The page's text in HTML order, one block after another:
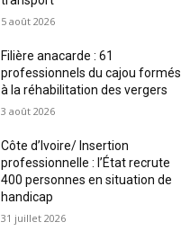
5 août 2026
Filière anacarde : 61
professionnels du cajou formés
à la réhabilitation des vergers
3 août 2026
Côte d’Ivoire/ Insertion
professionnelle : l’État recrute
400 personnes en situation de
handicap
31 juillet 2026